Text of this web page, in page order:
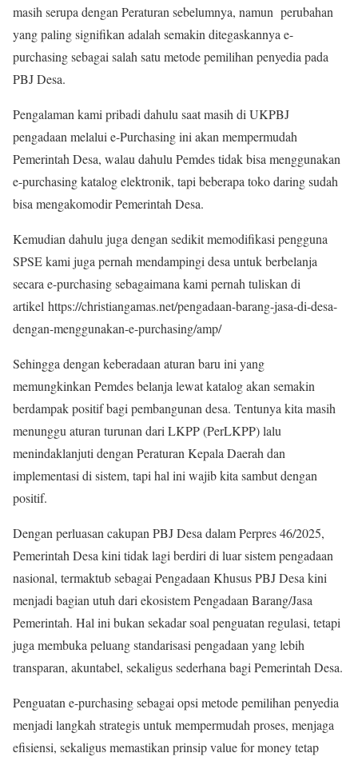
masih serupa dengan Peraturan sebelumnya, namun perubahan
yang paling signifikan adalah semakin ditegaskannya e-
purchasing sebagai salah satu metode pemilihan penyedia pada
PBJ Desa.
Pengalaman kami pribadi dahulu saat masih di UKPBJ
pengadaan melalui e-Purchasing ini akan mempermudah
Pemerintah Desa, walau dahulu Pemdes tidak bisa menggunakan
e-purchasing katalog elektronik, tapi beberapa toko daring sudah
bisa mengakomodir Pemerintah Desa.
Kemudian dahulu juga dengan sedikit memodifikasi pengguna
SPSE kami juga pernah mendampingi desa untuk berbelanja
secara e-purchasing sebagaimana kami pernah tuliskan di
artikel https://christiangamas.net/pengadaan-barang-jasa-di-desa-
dengan-menggunakan-e-purchasing/amp/
Sehingga dengan keberadaan aturan baru ini yang
memungkinkan Pemdes belanja lewat katalog akan semakin
berdampak positif bagi pembangunan desa. Tentunya kita masih
menunggu aturan turunan dari LKPP (PerLKPP) lalu
menindaklanjuti dengan Peraturan Kepala Daerah dan
implementasi di sistem, tapi hal ini wajib kita sambut dengan
positif.
Dengan perluasan cakupan PBJ Desa dalam Perpres 46/2025,
Pemerintah Desa kini tidak lagi berdiri di luar sistem pengadaan
nasional, termaktub sebagai Pengadaan Khusus PBJ Desa kini
menjadi bagian utuh dari ekosistem Pengadaan Barang/Jasa
Pemerintah. Hal ini bukan sekadar soal penguatan regulasi, tetapi
juga membuka peluang standarisasi pengadaan yang lebih
transparan, akuntabel, sekaligus sederhana bagi Pemerintah Desa.
Penguatan e-purchasing sebagai opsi metode pemilihan penyedia
menjadi langkah strategis untuk mempermudah proses, menjaga
efisiensi, sekaligus memastikan prinsip value for money tetap